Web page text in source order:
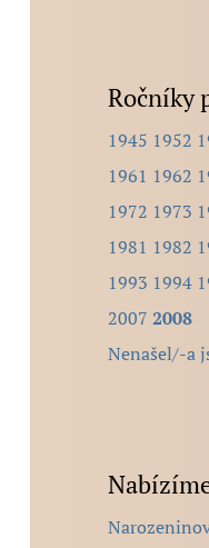
Ročníky
1945 1952
1961 1962
1972 1973
1981 1982
1993 1994
2007 2008
Nenašel/-a